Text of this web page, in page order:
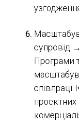
супровід
Програми
проектних